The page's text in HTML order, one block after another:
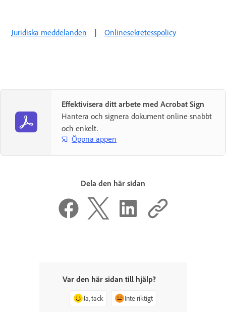
Juridiska meddelanden | Onlinesekretesspolicy
Effektivisera ditt arbete med Acrobat Sign
Hantera och signera dokument online snabbt
och enkelt.
Öppna appen
Dela den här sidan
Var den här sidan till hjälp?
Ja, tack Inte riktigt